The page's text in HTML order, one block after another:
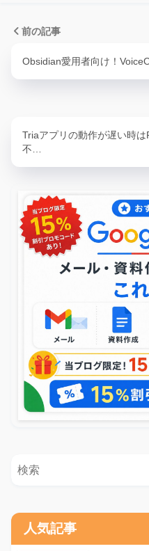
前の記事
Obsidian愛用者向け！
Triaアプリの動作が遅い時
不…
人気記事